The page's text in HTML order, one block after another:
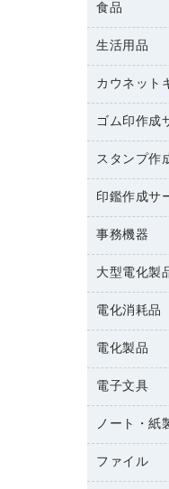
ＬＡＮ
ＨＤＤ
ディス
防災用
台車・脚
倉庫収
作業用
梱包用
梱包用
園芸用
ペット用
緑茶飲料
茶葉・
紅茶・
レギュ
ミルク
ソフト
コーヒ
インス
食品
食品
生活用品
浴室用
台所用洗
掃除用
掃除用
洗濯用
消臭・
殺虫剤
飲食用消
ハンド
トイレ
トイレ
カウネット
カウネ
ゴム印作成
ゴム印
ゴム印
ゴム印
スタンプ作
シヤチ
カウネ
印鑑作成サ
印鑑作
事務機器
大型シ
レーザ
ラミネ
ラミネー
タイム
シュレ
ＯＨＰ用
大型電化製
冷蔵庫
テレビ
電化消耗品
電球・蛍
乾電池
フィル
デスク
アルバム
電化製品
掃除機
空調・
その他
キッチ
電子文具
電卓
ラベル
ノート・紙
封筒
ファイル